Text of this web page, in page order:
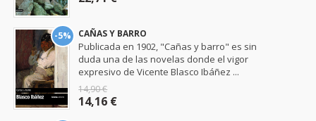
-5% CAÑAS Y BARRO
Publicada en 1902, "Cañas y barro" es sin
duda una de las novelas donde el vigor
expresivo de Vicente Blasco Ibáñez ...
14,90 €
14,16 €